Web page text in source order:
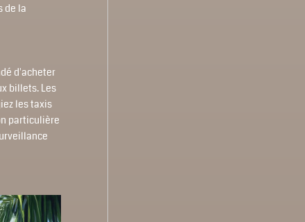
de la
d'acheter
billets. Les
les taxis
particulière